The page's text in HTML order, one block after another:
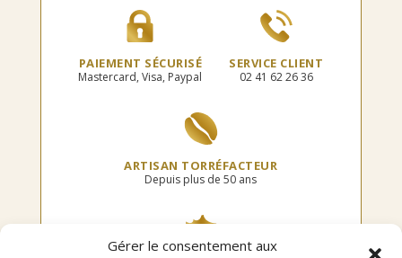
Gérer le consentement aux
PAIEMENT SÉCURISÉ
Mastercard, Visa, Paypal
SERVICE CLIENT
02 41 62 26 36
ARTISAN TORRÉFACTEUR
Depuis plus de 50 ans